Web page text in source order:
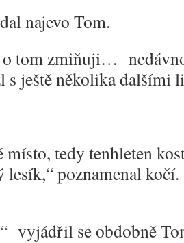
najevo Tom.
tom zmiňuji…
s ještě několika dalšími
místo, tedy tenhleten
lesík,“ poznamenal
vyjádřil se obdobně